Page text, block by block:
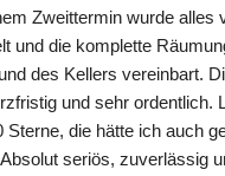
Zweittermin wurde alles
und die komplette
des Kellers vereinbart.
und sehr ordentlich.
Sterne, die hätte ich auch
seriös, zuverlässig